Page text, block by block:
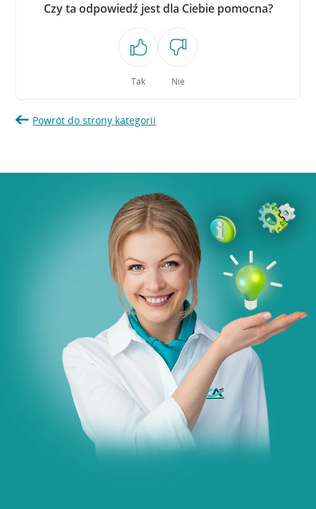
Czy ta odpowiedź jest dla Ciebie pomocna?
Tak Nie
Powrót do strony kategorii